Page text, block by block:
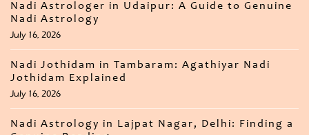
Nadi Astrologer in Udaipur: A Guide to Genuine
Nadi Astrology
July 16, 2026
Nadi Jothidam in Tambaram: Agathiyar Nadi
Jothidam Explained
July 16, 2026
Nadi Astrology in Lajpat Nagar, Delhi: Finding a